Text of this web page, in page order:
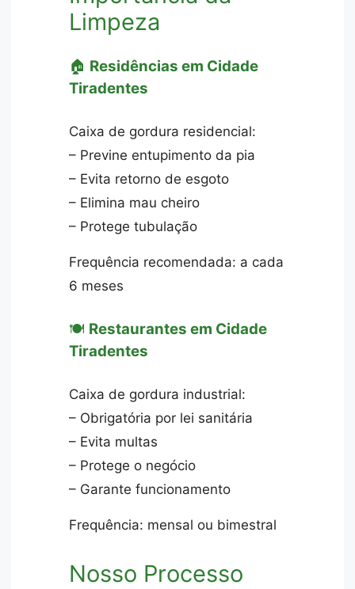
Limpeza
🏠 Residências em Cidade
Tiradentes
Caixa de gordura residencial:
– Previne entupimento da pia
– Evita retorno de esgoto
– Elimina mau cheiro
– Protege tubulação
Frequência recomendada: a cada
6 meses
🍽️ Restaurantes em Cidade
Tiradentes
Caixa de gordura industrial:
– Obrigatória por lei sanitária
– Evita multas
– Protege o negócio
– Garante funcionamento
Frequência: mensal ou bimestral
Nosso Processo